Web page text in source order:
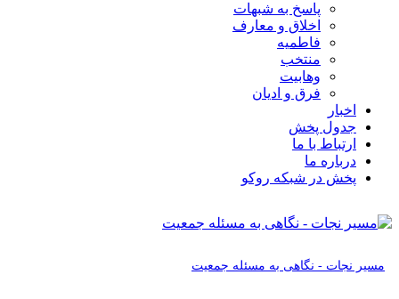
پاسخ به شبهات
اخلاق و معارف
فاطمیه
منتخب
وهابیت
فرق و ادیان
اخبار
جدول پخش
ارتباط با ما
درباره ما
پخش در شبکه روکو
مسیر نجات - نگاهی به مسئله جمعیت